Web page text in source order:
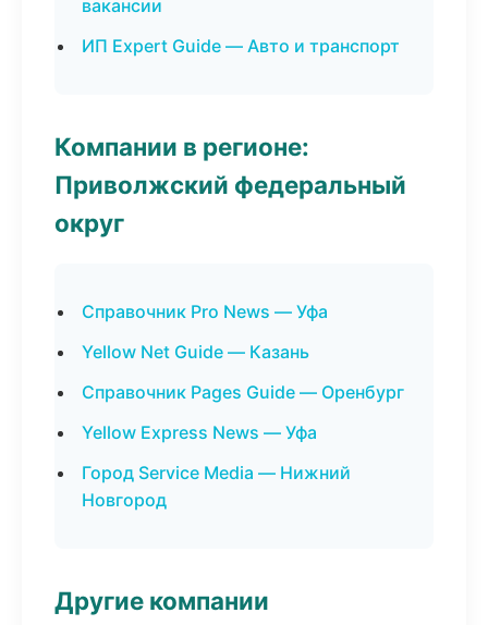
вакансии
ИП Expert Guide — Авто и транспорт
Компании в регионе:
Приволжский федеральный
округ
Справочник Pro News — Уфа
Yellow Net Guide — Казань
Справочник Pages Guide — Оренбург
Yellow Express News — Уфа
Город Service Media — Нижний
Новгород
Другие компании